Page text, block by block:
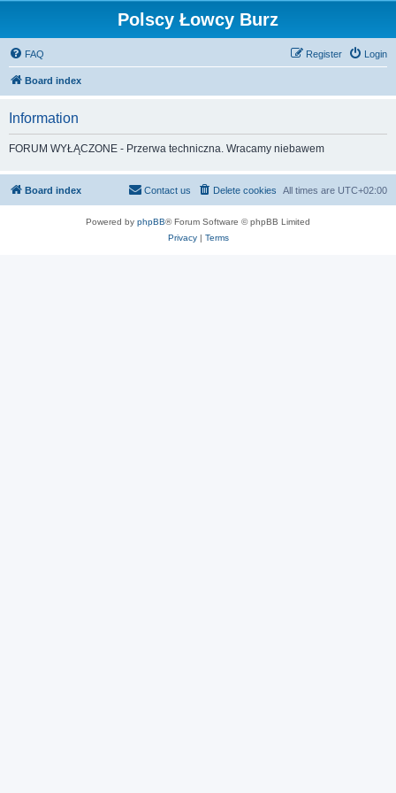
Polscy Łowcy Burz
FAQ Login
Register
Board index
Information
FORUM WYŁĄCZONE - Przerwa techniczna. Wracamy niebawem
Board index All times are UTC+02:00
Delete cookies
Contact us
Powered by phpBB® Forum Software © phpBB Limited
Privacy| Terms